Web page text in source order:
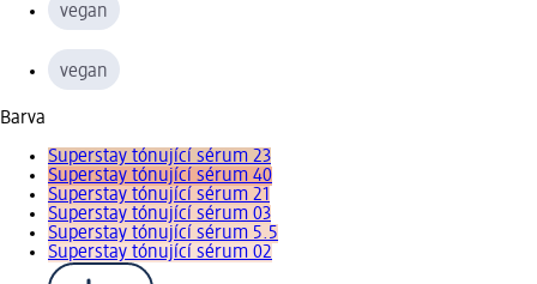
vegan
vegan
Barva
Superstay tónující sérum 23
Superstay tónující sérum 40
Superstay tónující sérum 21
Superstay tónující sérum 03
Superstay tónující sérum 5.5
Superstay tónující sérum 02